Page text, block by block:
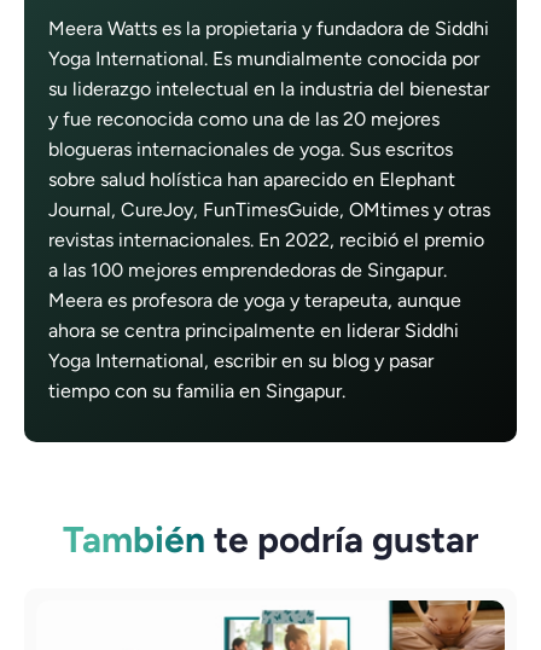
Meera Watts es la propietaria y fundadora de Siddhi
Yoga International. Es mundialmente conocida por
su liderazgo intelectual en la industria del bienestar
y fue reconocida como una de las 20 mejores
blogueras internacionales de yoga. Sus escritos
sobre salud holística han aparecido en Elephant
Journal, CureJoy, FunTimesGuide, OMtimes y otras
revistas internacionales. En 2022, recibió el premio
a las 100 mejores emprendedoras de Singapur.
Meera es profesora de yoga y terapeuta, aunque
ahora se centra principalmente en liderar Siddhi
Yoga International, escribir en su blog y pasar
tiempo con su familia en Singapur.
También te podría gustar